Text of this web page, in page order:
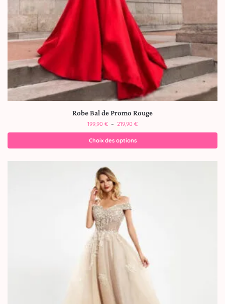
Robe Bal de Promo Rouge
199,90 € – 219,90 €
Choix des options